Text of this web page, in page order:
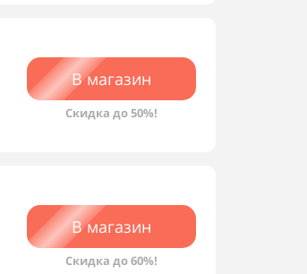
В магазин
Скидка до 50%!
В магазин
Скидка до 60%!